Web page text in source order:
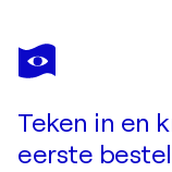
FRANÇOIS PAGÉ
Paysage au repos
Teken in en
eerste